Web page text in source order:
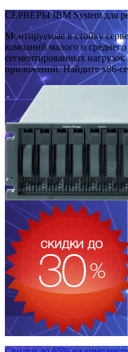
СЕРВЕРЫ IBM System для
Монтируемые в стойку
компаний малого и
сегментированных
приложений. Найдите x86-